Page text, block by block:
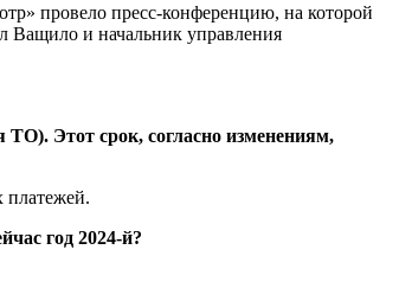
провело пресс-конференцию, на которой
Ващило и начальник управления
Этот срок, согласно изменениям,
платежей.
год 2024-й?